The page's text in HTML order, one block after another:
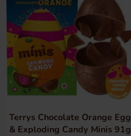
Terrys Chocolate Orange Egg
& Exploding Candy Minis 91g